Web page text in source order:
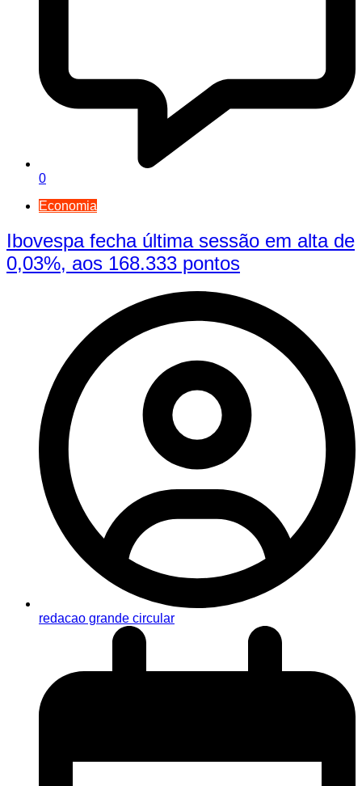
0
Economia
Ibovespa fecha última sessão em alta de
0,03%, aos 168.333 pontos
redacao grande circular